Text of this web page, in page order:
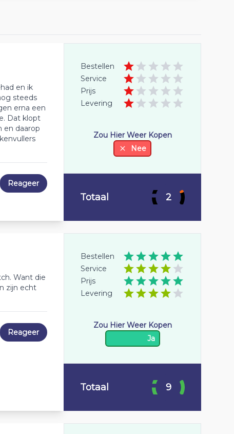
en ik
steeds
erna een
Dat klopt
en daarop
Reageer
Bestellen
Service
Prijs
Levering
Zou Hier Weer Kopen
Nee
Totaal 2
Want die
zijn echt
Reageer
Bestellen
Service
Prijs
Levering
Zou Hier Weer Kopen
Ja
Totaal 9